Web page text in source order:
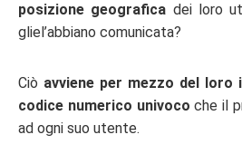
posizione geografica dei loro
gliel’abbiano comunicata?
Ciò avviene per mezzo del loro
codice numerico univoco che il
ad ogni suo utente.